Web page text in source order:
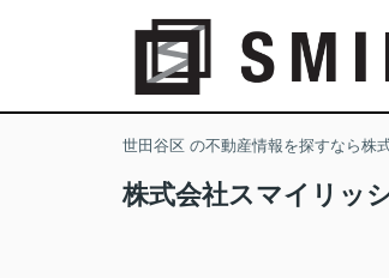
世田谷区 の不動産情報を探すなら株
株式会社スマイリッ